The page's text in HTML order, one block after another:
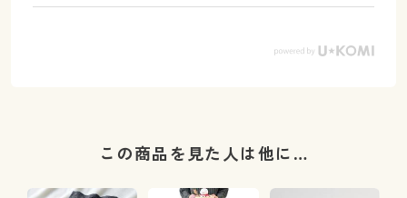
この商品を見た人は他に…